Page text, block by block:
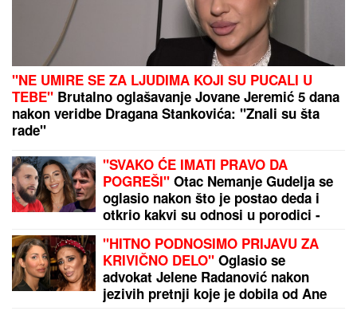
GLUMICA SA GASTOZOM I ANĐELOM NA
MALDIVIMA!Evo o kome je reč: Trčkaraju po pesku,
golišava tela u prvom planu (FOTO)
Paparaco: Tea Tairović sa suprugom
na LUKS JAHTI nakon saobraćajne
nezgode, svi spazili ZAVOJ OKO
NJEGOVE NOGE (VIDEO)